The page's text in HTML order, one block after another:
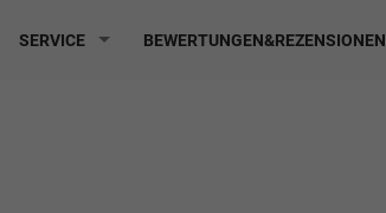
SERVICE BEWERTUNGEN&REZENSIONEN